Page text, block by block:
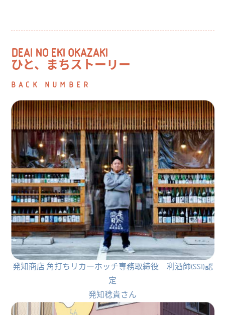
DEAI NO EKI OKAZAKI
ひと、まちストーリー
BACK NUMBER
発知商店 角打ちリカーホッチ専務取締役 利酒師(SSI)認
定
発知稔貴さん